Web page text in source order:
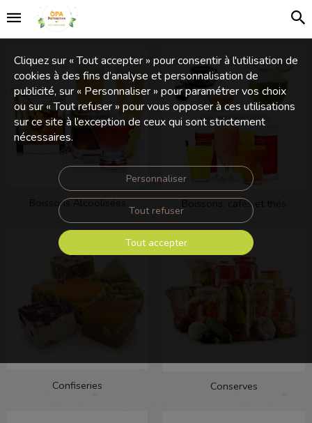
Boissons Alcoolisées Boissons, cafés et thés
Confiseries Conserves
Cliquez sur « Tout accepter » pour consentir à l'utilisation de
cookies à des fins d’analyse et personnalisation de
publicité, sur « Personnaliser » pour paramétrer vos choix
ou sur « Tout refuser » pour vous opposer à ces utilisations
sur ce site à l’exception de ceux qui sont strictement
nécessaires.
Personnaliser
Tout refuser
Tout accepter